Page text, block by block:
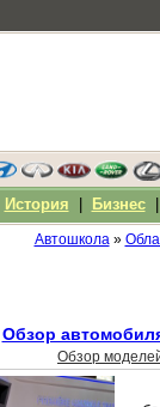
Автошкола»
Обзор
Обзор
История Бизнес